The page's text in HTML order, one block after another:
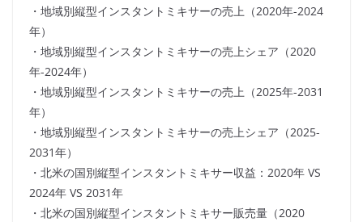
・地域別縦型インスタントミキサーの売上（2020年-2024
年）
・地域別縦型インスタントミキサーの売上シェア（2020
年-2024年）
・地域別縦型インスタントミキサーの売上（2025年-2031
年）
・地域別縦型インスタントミキサーの売上シェア（2025-
2031年）
・北米の国別縦型インスタントミキサー収益：2020年 VS
2024年 VS 2031年
・北米の国別縦型インスタントミキサー販売量（2020